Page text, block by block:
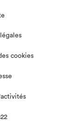
cookies